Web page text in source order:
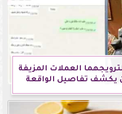
العملات المزيفة
يكشف تفاصيل الواقعة